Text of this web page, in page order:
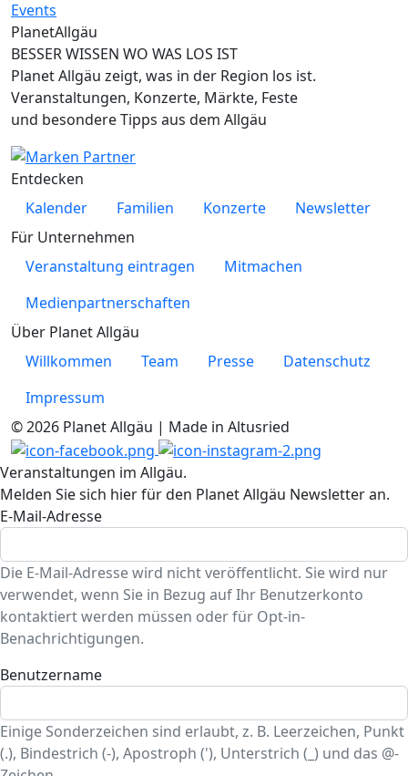
PlanetAllgäu
BESSER WISSEN WO WAS LOS IST
Planet Allgäu zeigt, was in der Region los ist.
Veranstaltungen, Konzerte, Märkte, Feste
und besondere Tipps aus dem Allgäu
Entdecken
Kalender
Familien Konzerte
Newsletter
Für Unternehmen
Veranstaltung eintragen
Mitmachen
Medienpartnerschaften
Über Planet Allgäu
Willkommen
Team Presse
Datenschutz
Impressum
© 2026 Planet Allgäu | Made in Altusried
Veranstaltungen im Allgäu.
Melden Sie sich hier für den Planet Allgäu Newsletter an.
E-Mail-Adresse
Die E-Mail-Adresse wird nicht veröffentlicht. Sie wird nur
verwendet, wenn Sie in Bezug auf Ihr Benutzerkonto
kontaktiert werden müssen oder für Opt-in-
Benachrichtigungen.
Benutzername
Einige Sonderzeichen sind erlaubt, z. B. Leerzeichen, Punkt
(.), Bindestrich (-), Apostroph ('), Unterstrich (_) und das @-